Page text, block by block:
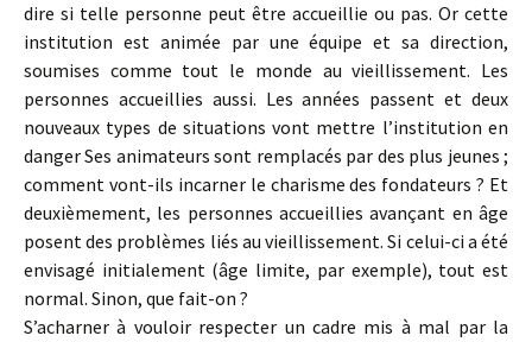
dire si telle personne peut être accueillie ou pas. Or cette
institution est animée par une équipe et sa direction,
soumises comme tout le monde au vieillissement. Les
personnes accueillies aussi. Les années passent et deux
nouveaux types de situations vont mettre l’institution en
danger Ses animateurs sont remplacés par des plus jeunes ;
comment vont-ils incarner le charisme des fondateurs ? Et
deuxièmement, les personnes accueillies avançant en âge
posent des problèmes liés au vieillissement. Si celui-ci a été
envisagé initialement (âge limite, par exemple), tout est
normal. Sinon, que fait-on ?
S’acharner à vouloir respecter un cadre mis à mal par la